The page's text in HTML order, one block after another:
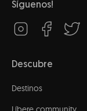
Síguenos!
Descubre
Destinos